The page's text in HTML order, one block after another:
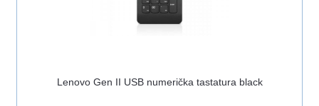
Lenovo Gen II USB numerička tastatura black